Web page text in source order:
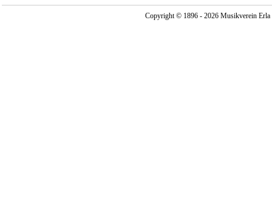
Copyright © 1896 - 2026 Musikverein Erla